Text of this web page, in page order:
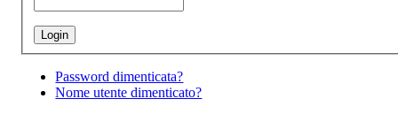
Password dimenticata?
Nome utente dimenticato?